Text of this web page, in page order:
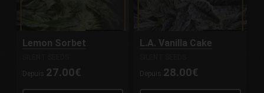
Lemon Sorbet
Depuis 27.00€
L.A. Vanilla Cake
Depuis 28.00€